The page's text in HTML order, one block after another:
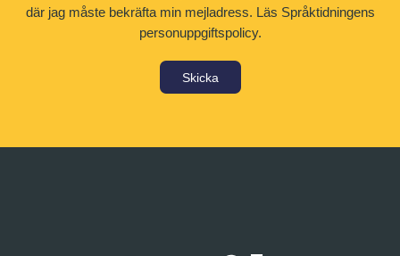
där jag måste bekräfta min mejladress. Läs Språktidningens
personuppgiftspolicy.
Skicka